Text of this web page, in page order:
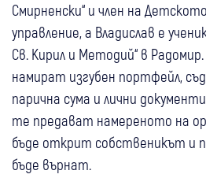
Смирненски“ и член на
управление, а Владислав е
Св. Кирил и Методий“ в
намират изгубен портфейл,
парична сума и лични
те предават намереното на
бъде открит собственикът и
бъде върнат.